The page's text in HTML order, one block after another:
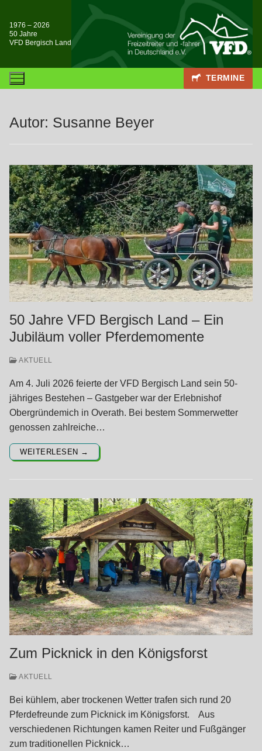
Inhalt
springen
1976 – 2026
50 Jahre
VFD Bergisch Land
TERMINE
Autor: Susanne Beyer
50 Jahre VFD Bergisch Land – Ein
Jubiläum voller Pferdemomente
AKTUELL
Am 4. Juli 2026 feierte der VFD Bergisch Land sein 50-
jähriges Bestehen – Gastgeber war der Erlebnishof
Obergründemich in Overath. Bei bestem Sommerwetter
genossen zahlreiche…
WEITERLESEN →
Zum Picknick in den Königsforst
AKTUELL
Bei kühlem, aber trockenen Wetter trafen sich rund 20
Pferdefreunde zum Picknick im Königsforst. Aus
verschiedenen Richtungen kamen Reiter und Fußgänger
zum traditionellen Picknick…